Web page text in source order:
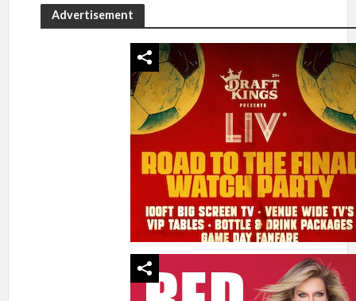
Advertisement